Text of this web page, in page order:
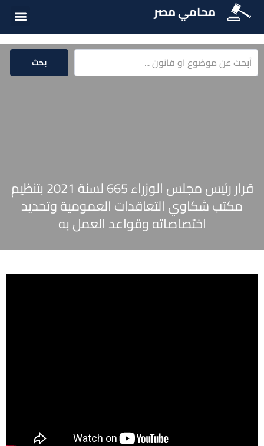
محامي مصر
بحث
قرار رئيس مجلس الوزراء 665 لسنة 2021 بتنظيم
مكتب شكاوي التعاقدات العمومية وتحديد
اختصاصاته وقواعد العمل به